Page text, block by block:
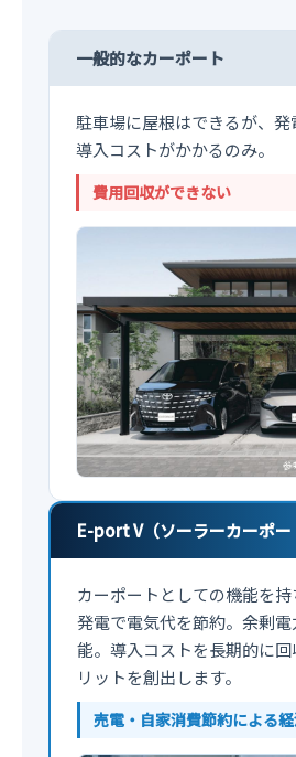
一般的なカーポート
駐車場に屋根はできるが、発
導入コストがかかるのみ。
費用回収ができない
E-port V（ソーラーカーポー
カーポートとしての機能を
発電で電気代を節約。余剰
能。導入コストを長期的に
リットを創出します。
売電・自家消費節約による